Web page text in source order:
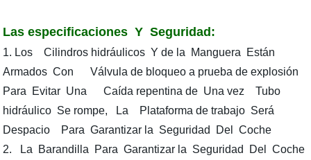
Las especificaciones Y Seguridad:
1. Los Cilindros hidráulicos Y de la Manguera Están
Armados Con Válvula de bloqueo a prueba de explosión
Para Evitar Una Caída repentina de Una vez Tubo
hidráulico Se rompe, La Plataforma de trabajo Será
Despacio Para Garantizar la Seguridad Del Coche
2. La Barandilla Para Garantizar la Seguridad Del Coche